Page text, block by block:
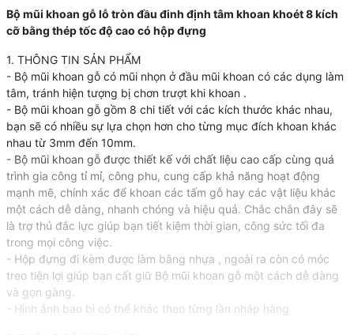
Bộ mũi khoan gỗ lỗ tròn đầu đinh định tâm khoan khoét 8 kích
cỡ bằng thép tốc độ cao có hộp đựng
1. THÔNG TIN SẢN PHẨM
- Bộ mũi khoan gỗ có mũi nhọn ở đầu mũi khoan có các dụng làm
tâm, tránh hiện tượng bị chơn trượt khi khoan .
- Bộ mũi khoan gỗ gồm 8 chi tiết với các kích thước khác nhau,
bạn sẽ có nhiều sự lựa chọn hơn cho từng mục đích khoan khác
nhau từ 3mm đến 10mm.
- Bộ mũi khoan gỗ được thiết kế với chất liệu cao cấp cùng quá
trình gia công tỉ mỉ, công phu, cung cấp khả năng hoạt động
mạnh mẽ, chính xác để khoan các tấm gỗ hay các vật liệu khác
một cách dễ dàng, nhanh chóng và hiệu quả. Chắc chắn đây sẽ
là trợ thủ đắc lực giúp bạn tiết kiệm thời gian, công sức tối đa
trong mọi công việc.
- Hộp đựng đi kèm được làm bằng nhựa , ngoài ra còn có móc
treo tiện lợi giúp bạn cất giữ Bộ mũi khoan gỗ một cách dễ dàng
và gọn gàng.
- Hình ảnh bao bì có thể khác theo từng lần nhập hàng